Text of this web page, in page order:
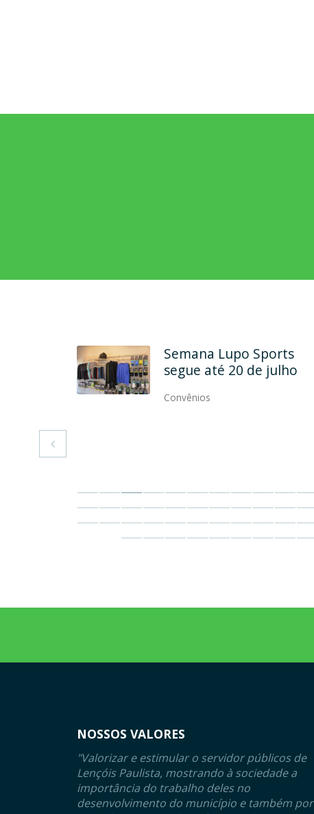
Semana Lupo Sports
segue até 20 de julho
Convênios

NOSSOS VALORES
"Valorizar e estimular o servidor públicos de
Lençóis Paulista, mostrando à sociedade a
importância do trabalho deles no
desenvolvimento do município e também por